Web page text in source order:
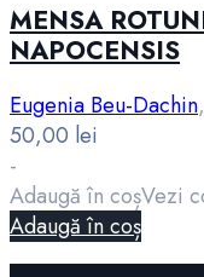
MENSA
NAPOCENSIS
Eugenia Beu-Dachin,
50,00 lei
-
Adaugă în coșVezi
Adaugă în coș